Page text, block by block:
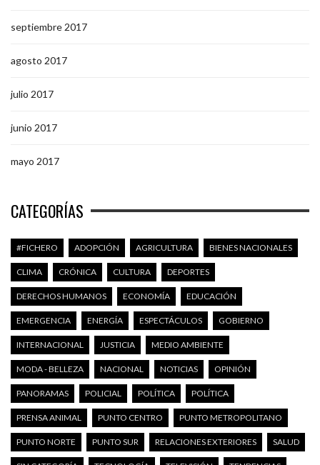
septiembre 2017
agosto 2017
julio 2017
junio 2017
mayo 2017
CATEGORÍAS
#FICHERO ADOPCIÓN AGRICULTURA BIENES NACIONALES
CLIMA CRÓNICA CULTURA DEPORTES
DERECHOS HUMANOS ECONOMÍA EDUCACIÓN
EMERGENCIA ENERGÍA ESPECTÁCULOS GOBIERNO
INTERNACIONAL JUSTICIA MEDIO AMBIENTE
MODA - BELLEZA NACIONAL NOTICIAS OPINIÓN
PANORAMAS POLICIAL POLÍTICA POLÍTICA
PRENSA ANIMAL PUNTO CENTRO PUNTO METROPOLITANO
PUNTO NORTE PUNTO SUR RELACIONES EXTERIORES SALUD